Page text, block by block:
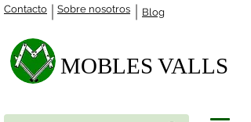
Contacto Blog
Sobre nosotros
MOBLES VALLS​